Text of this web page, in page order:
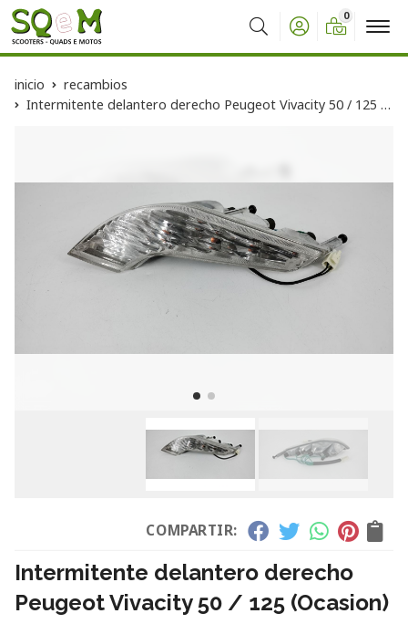
Buscar
0
inicio
recambios
Intermitente delantero derecho Peugeot Vivacity 50 / 125 (Ocasion)
COMPARTIR:
Intermitente delantero derecho
Peugeot Vivacity 50 / 125 (Ocasion)